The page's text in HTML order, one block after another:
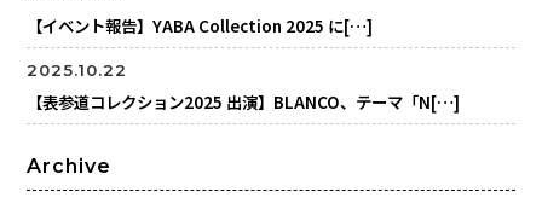
【イベント報告】YABA Collection 2025 に[…]
2025.10.22
【表参道コレクション2025 出演】BLANCO、テーマ「N[…]
Archive